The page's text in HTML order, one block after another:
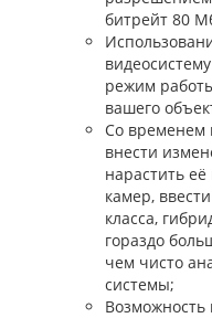
битрейт 80
режим
вашего
Со временем
внести
нарастить
камер,
класса,
гораздо
чем чисто
системы;
Возможность